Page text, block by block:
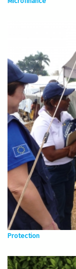
Protection